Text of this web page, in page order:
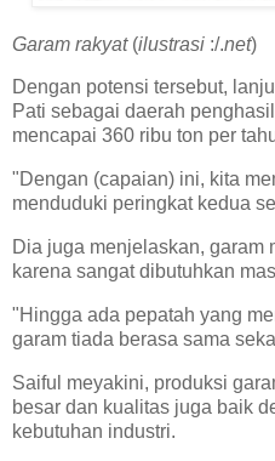
Garam rakyat(ilustrasi :/.net)
Dengan potensi tersebut,
Pati sebagai daerah
mencapai 360 ribu ton per
"Dengan (capaian) ini, kita
menduduki peringkat kedua
Dia juga menjelaskan, garam
karena sangat dibutuhkan
"Hingga ada pepatah yang
garam tiada berasa sama
Saiful meyakini, produksi
besar dan kualitas juga baik
kebutuhan industri.